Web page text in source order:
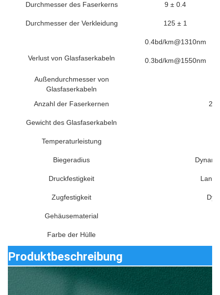
Durchmesser des Faserkerns 9 ± 0.4
Durchmesser der Verkleidung 125 ± 1
Verlust von Glasfaserkabeln
0.4bd/km@1310nm
0.3bd/km@1550nm
Außendurchmesser von
Glasfaserkabeln
Anzahl der Faserkernen
Gewicht des Glasfaserkabeln
Temperaturleistung
Biegeradius
Druckfestigkeit
Zugfestigkeit
Gehäusematerial
Farbe der Hülle
Produktbeschreibung